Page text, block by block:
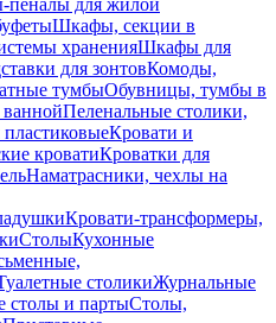
для жилой
Шкафы, секции в
храненияШкафы для
для зонтовКомоды,
тумбыОбувницы, тумбы в
Пеленальные столики,
Кровати и
кроватиКроватки для
Наматрасники, чехлы на
Кровати-трансформеры,
СтолыКухонные
столикиЖурнальные
столы и партыСтолы,